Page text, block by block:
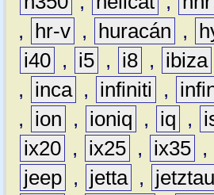
,
hr-v , huracán ,
i40 , i5 , i8 , ibiza
,
inca , infiniti ,
,
ion , ioniq , iq ,
ix20 , ix25 , ix35 ,
jeep , jetta ,